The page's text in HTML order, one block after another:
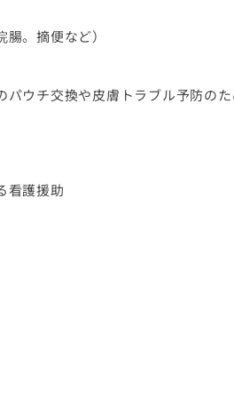
。摘便など）
パウチ交換や皮膚トラブル予防の
看護援助